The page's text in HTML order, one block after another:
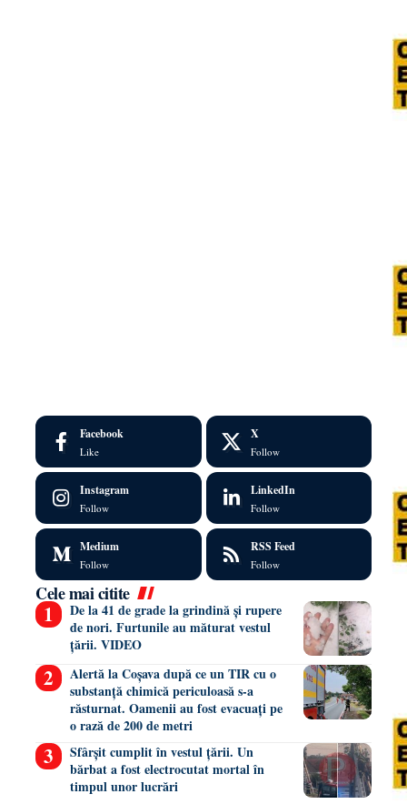
Facebook
Like
X
Follow
Instagram
Follow
LinkedIn
Follow
Medium
Follow
RSS Feed
Follow
Cele mai citite
De la 41 de grade la grindină și rupere
de nori. Furtunile au măturat vestul
țării. VIDEO
Alertă la Coșava după ce un TIR cu o
substanță chimică periculoasă s-a
răsturnat. Oamenii au fost evacuați pe
o rază de 200 de metri
Sfârșit cumplit în vestul țării. Un
bărbat a fost electrocutat mortal în
timpul unor lucrări